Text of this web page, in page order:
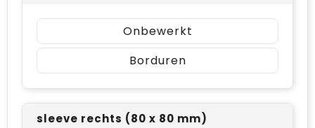
Onbewerkt
Borduren
sleeve rechts (80 x 80 mm)